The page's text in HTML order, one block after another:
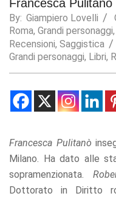
Francesca
By: Giampiero Lovelli
Roma, Grandi personaggi,
Recensioni, Saggistica
Grandi personaggi, Libri,
Francesca Pulitanò
Milano. Ha dato alle
sopramenzionata.
Dottorato in Diritto
Statistics
In order for
us to
improve the
website's
functionality
and
structure,
based on
used.
Experience